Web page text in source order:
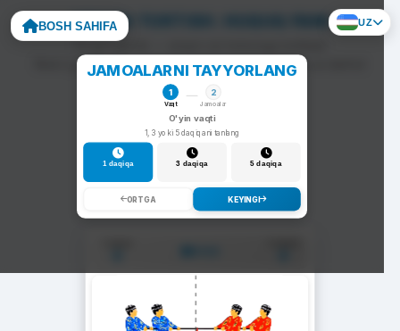
BOSH SAHIFA UZ
ARQON TORTISH: HUQUQ FANI
To'g'ri javob — arqon siz tomonga tortiladi.
Noto'g'ri javob — arqon raqib tomonga siljiydi va darhol
yangi savol chiqadi.
JAMOALARNI TAYYORLANG
1
Vaqt
2
Jamoalar
O'yin vaqti
1, 3 yoki 5 daqiqani tanlang
1 daqiqa 3 daqiqa 5 daqiqa
ORTGA KEYINGI